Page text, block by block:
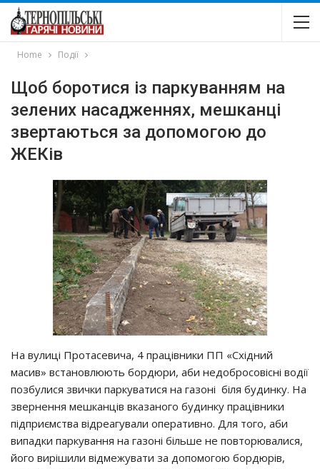
Home Події
Щоб боротися із паркуванням на
зелених насадженнях, мешканці
звертаються за допомогою до
ЖЕКів
На вулиці Протасевича, 4 працівники ПП «Східний
масив» встановлюють бордюри, аби недобросовісні водії
позбулися звички паркуватися на газоні біля будинку. На
звернення мешканців вказаного будинку працівники
підприємства відреагували оперативно. Для того, аби
випадки паркування на газоні більше не повторювалися,
його вирішили відмежувати за допомогою бордюрів,